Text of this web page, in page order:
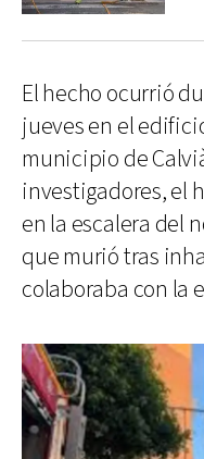
El hecho ocurrió
jueves en el
municipio de
investigadores, el
en la escalera del
que murió tras
colaboraba con la